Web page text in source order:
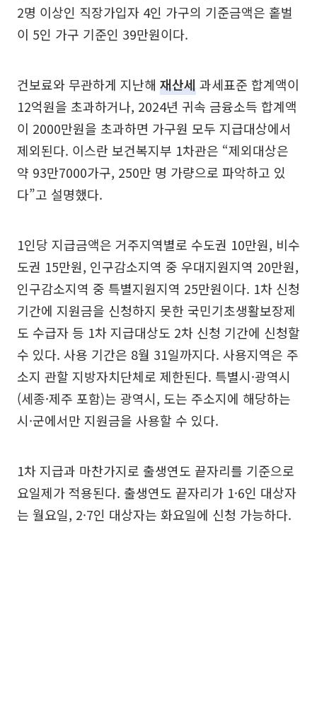
2명 이상인 직장가입자 4인 가구의 기준금액은 홑벌
이 5인 가구 기준인 39만원이다.
건보료와 무관하게 지난해 재산세과세표준 합계액이
12억원을 초과하거나, 2024년 귀속 금융소득 합계액
이 2000만원을 초과하면 가구원 모두 지급대상에서
제외된다. 이스란 보건복지부 1차관은 “제외대상은
약 93만7000가구, 250만 명 가량으로 파악하고 있
다”고 설명했다.
1인당 지급금액은 거주지역별로 수도권 10만원, 비수
도권 15만원, 인구감소지역 중 우대지원지역 20만원,
인구감소지역 중 특별지원지역 25만원이다. 1차 신청
기간에 지원금을 신청하지 못한 국민기초생활보장제
도 수급자 등 1차 지급대상도 2차 신청 기간에 신청할
수 있다. 사용 기간은 8월 31일까지다. 사용지역은 주
소지 관할 지방자치단체로 제한된다. 특별시·광역시
(세종·제주 포함)는 광역시, 도는 주소지에 해당하는
시·군에서만 지원금을 사용할 수 있다.
1차 지급과 마찬가지로 출생연도 끝자리를 기준으로
요일제가 적용된다. 출생연도 끝자리가 1·6인 대상자
는 월요일, 2·7인 대상자는 화요일에 신청 가능하다.